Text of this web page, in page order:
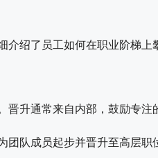
绍了员工如何在职业阶梯上
升通常来自内部，鼓励专注
团队成员起步并晋升至高层职